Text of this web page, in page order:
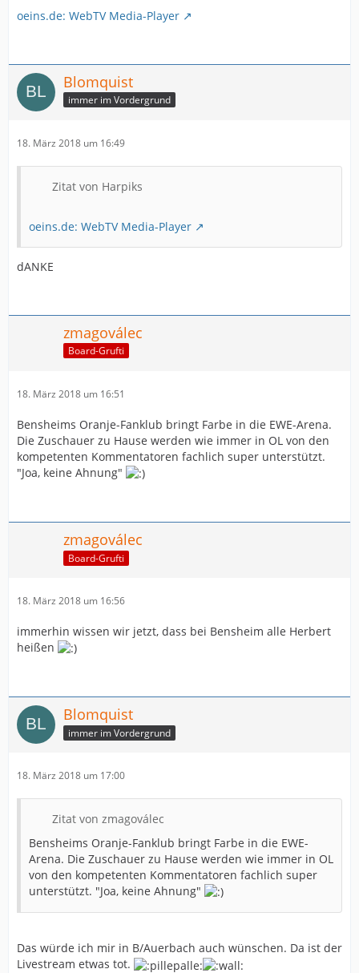
oeins.de: WebTV Media-Player
Blomquist
immer im Vordergrund
18. März 2018 um 16:49
Zitat von Harpiks
oeins.de: WebTV Media-Player
dANKE
zmagoválec
Board-Grufti
18. März 2018 um 16:51
Bensheims Oranje-Fanklub bringt Farbe in die EWE-Arena.
Die Zuschauer zu Hause werden wie immer in OL von den
kompetenten Kommentatoren fachlich super unterstützt.
"Joa, keine Ahnung"
zmagoválec
Board-Grufti
18. März 2018 um 16:56
immerhin wissen wir jetzt, dass bei Bensheim alle Herbert
heißen
Blomquist
immer im Vordergrund
18. März 2018 um 17:00
Zitat von zmagoválec
Bensheims Oranje-Fanklub bringt Farbe in die EWE-
Arena. Die Zuschauer zu Hause werden wie immer in OL
von den kompetenten Kommentatoren fachlich super
unterstützt. "Joa, keine Ahnung"
Das würde ich mir in B/Auerbach auch wünschen. Da ist der
Livestream etwas tot.